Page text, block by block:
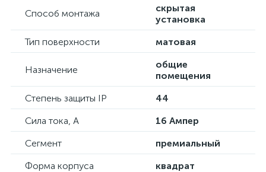
Способ монтажа
скрытая
установка
Тип поверхности
матовая
Назначение
общие
помещения
Степень защиты IP
44
Сила тока, А
16 Ампер
Сегмент
премиальный
Форма корпуса
квадрат